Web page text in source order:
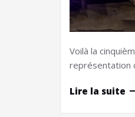
Voilà la
représentation
Lire la suite